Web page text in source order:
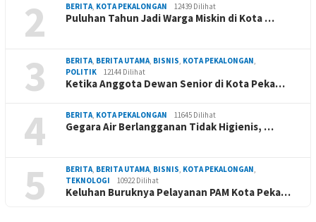
2 BERITA KOTA PEKALONGAN 12439 Dilihat
Puluhan Tahun Jadi Warga Miskin di Kota …
3 BERITA BERITA UTAMA BISNIS KOTA PEKALONGAN
POLITIK
12144 Dilihat
Ketika Anggota Dewan Senior di Kota Peka…
4 BERITA KOTA PEKALONGAN 11645 Dilihat
Gegara Air Berlangganan Tidak Higienis, …
5 BERITA BERITA UTAMA BISNIS KOTA PEKALONGAN
TEKNOLOGI
10922 Dilihat
Keluhan Buruknya Pelayanan PAM Kota Peka…